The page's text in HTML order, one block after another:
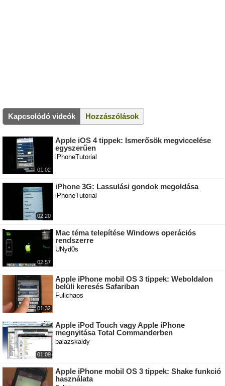
Kapcsolódó videók Hozzászólások
01:02
Apple iOS 4 tippek: Ismerősök megviccelése
egyszerűen
iPhoneTutorial
02:20
iPhone 3G: Lassulási gondok megoldása
iPhoneTutorial
02:57
Mac téma telepítése Windows operációs
rendszerre
UNyd0s
01:32
Apple iPhone mobil OS 3 tippek: Weboldalon
belüli keresés Safariban
Fullchaos
01:09
Apple iPod Touch vagy Apple iPhone
megnyitása Total Commanderben
balazskaldy
Apple iPhone mobil OS 3 tippek: Shake funkció
használata